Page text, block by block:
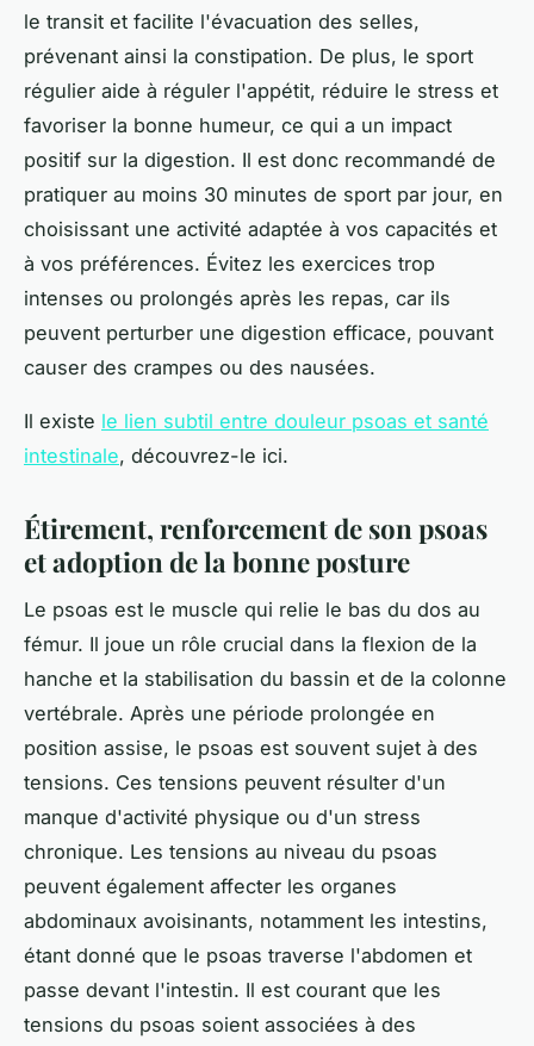
le transit et facilite l'évacuation des selles,
prévenant ainsi la constipation. De plus, le sport
régulier aide à réguler l'appétit, réduire le stress et
favoriser la bonne humeur, ce qui a un impact
positif sur la digestion. Il est donc recommandé de
pratiquer au moins 30 minutes de sport par jour, en
choisissant une activité adaptée à vos capacités et
à vos préférences. Évitez les exercices trop
intenses ou prolongés après les repas, car ils
peuvent perturber une digestion efficace, pouvant
causer des crampes ou des nausées.
Il existe le lien subtil entre douleur psoas et santé
intestinale, découvrez-le ici.
Étirement, renforcement de son psoas
et adoption de la bonne posture
Le psoas est le muscle qui relie le bas du dos au
fémur. Il joue un rôle crucial dans la flexion de la
hanche et la stabilisation du bassin et de la colonne
vertébrale. Après une période prolongée en
position assise, le psoas est souvent sujet à des
tensions. Ces tensions peuvent résulter d'un
manque d'activité physique ou d'un stress
chronique. Les tensions au niveau du psoas
peuvent également affecter les organes
abdominaux avoisinants, notamment les intestins,
étant donné que le psoas traverse l'abdomen et
passe devant l'intestin. Il est courant que les
tensions du psoas soient associées à des